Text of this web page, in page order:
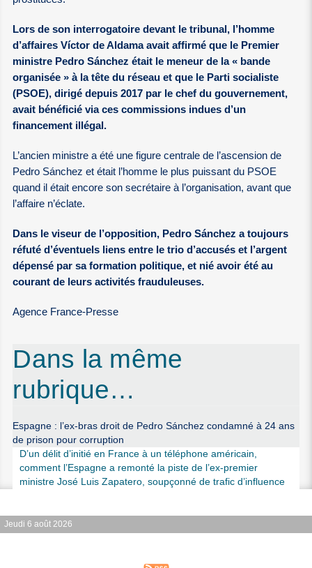
Lors de son interrogatoire devant le tribunal, l’homme
d’affaires Víctor de Aldama avait affirmé que le Premier
ministre Pedro Sánchez était le meneur de la « bande
organisée » à la tête du réseau et que le Parti socialiste
(PSOE), dirigé depuis 2017 par le chef du gouvernement,
avait bénéficié via ces commissions indues d’un
financement illégal.
L’ancien ministre a été une figure centrale de l’ascension de
Pedro Sánchez et était l’homme le plus puissant du PSOE
quand il était encore son secrétaire à l’organisation, avant que
l’affaire n’éclate.
Dans le viseur de l’opposition, Pedro Sánchez a toujours
réfuté d’éventuels liens entre le trio d’accusés et l’argent
dépensé par sa formation politique, et nié avoir été au
courant de leurs activités frauduleuses.
Agence France-Presse
Dans la même
rubrique…
Espagne : l’ex-bras droit de Pedro Sánchez condamné à 24 ans
de prison pour corruption
D’un délit d’initié en France à un téléphone américain,
comment l’Espagne a remonté la piste de l’ex-premier
ministre José Luis Zapatero, soupçonné de trafic d’influence
Jeudi 6 août 2026